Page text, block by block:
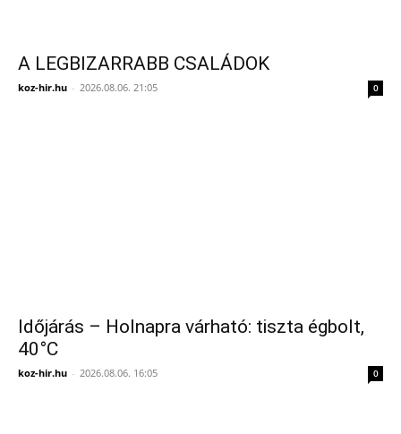
A LEGBIZARRABB CSALÁDOK
koz-hir.hu - 2026.08.06. 21:05 0
Időjárás – Holnapra várható: tiszta égbolt,
40°C
koz-hir.hu - 2026.08.06. 16:05 0